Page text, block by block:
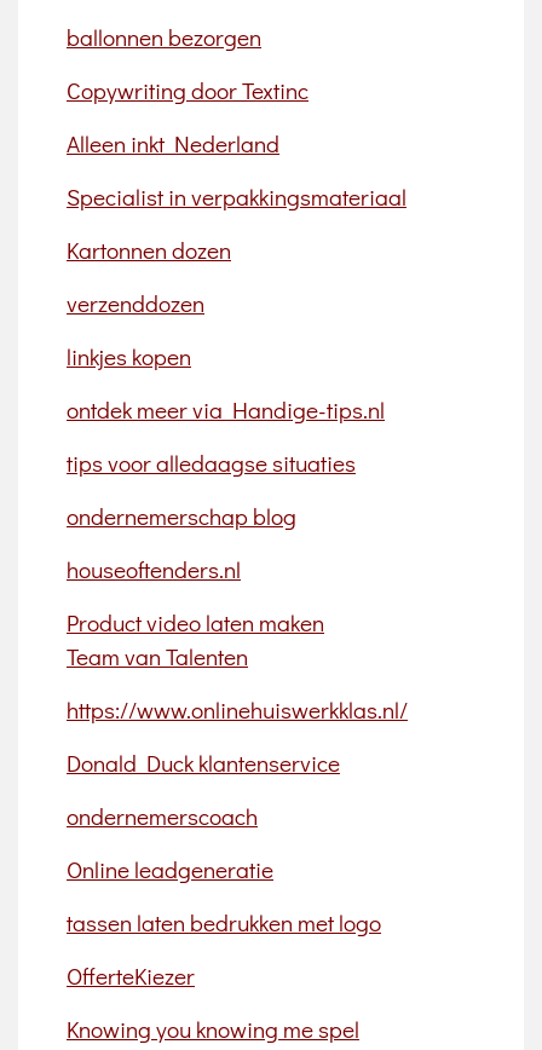
ballonnen bezorgen
Copywriting door Textinc
Alleen inkt Nederland
Specialist in verpakkingsmateriaal
Kartonnen dozen
verzenddozen
linkjes kopen
ontdek meer via Handige-tips.nl
tips voor alledaagse situaties
ondernemerschap blog
houseoftenders.nl
Product video laten maken
Team van Talenten
https://www.onlinehuiswerkklas.nl/
Donald Duck klantenservice
ondernemerscoach
Online leadgeneratie
tassen laten bedrukken met logo
OfferteKiezer
Knowing you knowing me spel